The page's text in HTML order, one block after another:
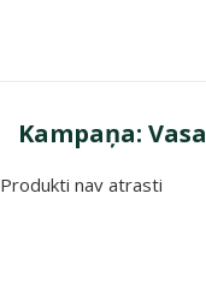
Atlasītie filtri
Kampaņa:
Kampaņa: "Vasara
Produkti nav atrasti